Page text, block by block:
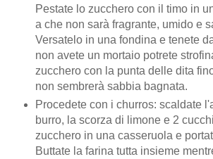
Pestate lo zucchero con il timo in
a che non sarà fragrante, umido e
Versatelo in una fondina e tenete
non avete un mortaio potrete
zucchero con la punta delle dita
non sembrerà sabbia bagnata.
Procedete con i churros: scaldate
burro, la scorza di limone e 2
zucchero in una casseruola e
Buttate la farina tutta insieme